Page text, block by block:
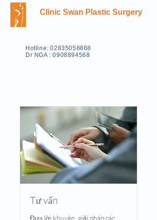
Clinic Swan Plastic Surgery
Hotline: 02835058868
Dr NGA : 0908894568
Tư vấn
Đưa lời khuyên, giải pháp các